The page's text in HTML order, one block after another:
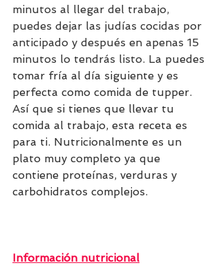
minutos al llegar del trabajo,
puedes dejar las judías cocidas por
anticipado y después en apenas 15
minutos lo tendrás listo. La puedes
tomar fría al día siguiente y es
perfecta como comida de tupper.
Así que si tienes que llevar tu
comida al trabajo, esta receta es
para ti. Nutricionalmente es un
plato muy completo ya que
contiene proteínas, verduras y
carbohidratos complejos.
Información nutricional